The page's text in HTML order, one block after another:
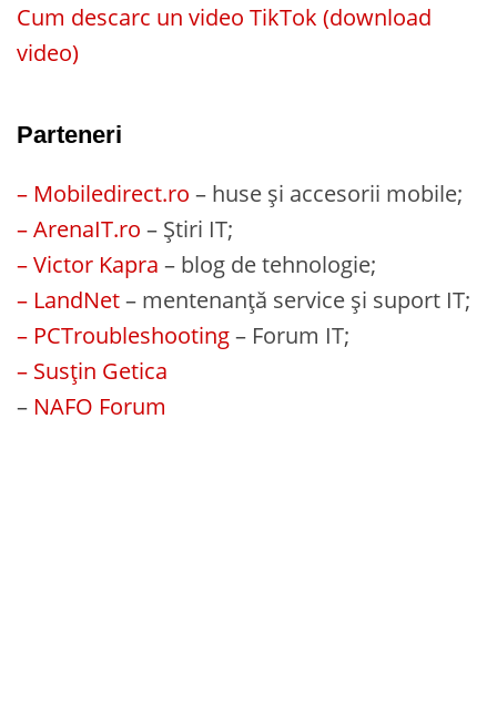
Cum descarc un video TikTok (download
video)
Parteneri
– Mobiledirect.ro – huse și accesorii mobile;
– ArenaIT.ro – Știri IT;
– Victor Kapra – blog de tehnologie;
– LandNet– mentenanță service și suport IT;
– PCTroubleshooting– Forum IT;
– Susțin Getica
– NAFO Forum